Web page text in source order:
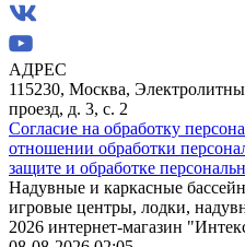
АДРЕС
115230, Москва,
проезд, д. 3, с. 2
Согласие на обработку
отношении обработки
защите и обработке
Надувные и каркасные
игровые центры, лодки,
2026 интернет-магазин